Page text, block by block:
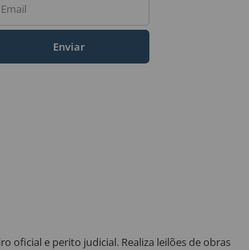
Email
Enviar
oficial e perito judicial. Realiza leilões de obras